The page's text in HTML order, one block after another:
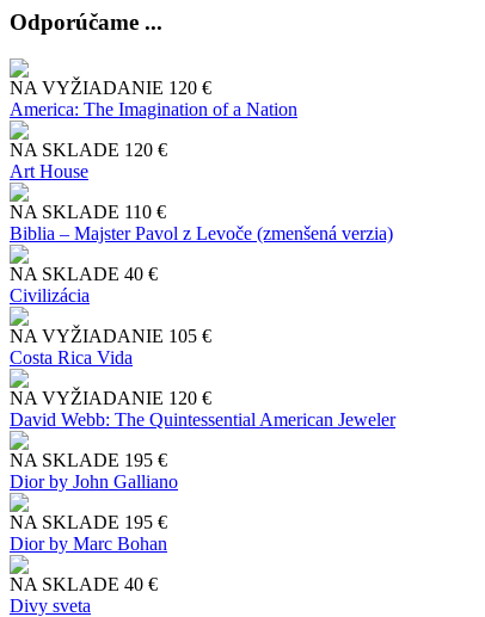
Odporúčame ...
NA VYŽIADANIE 120 €
America: The Imagination of a Nation
NA SKLADE 120 €
Art House
NA SKLADE 110 €
Biblia – Majster Pavol z Levoče (zmenšená verzia)
NA SKLADE 40 €
Civilizácia
NA VYŽIADANIE 105 €
Costa Rica Vida
NA VYŽIADANIE 120 €
David Webb: The Quintessential American Jeweler
NA SKLADE 195 €
Dior by John Galliano
NA SKLADE 195 €
Dior by Marc Bohan
NA SKLADE 40 €
Divy sveta